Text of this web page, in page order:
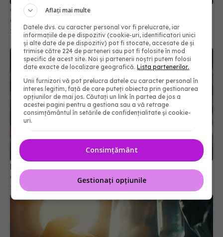
COVID, impact asupra creierului. Reduce nivelul
de cortizol
21 aug 2024, 12:59
De ce apar mereu noi variante COVID. Ce s-a
aflat despre boală
11 feb 2026, 15:04
Aflați mai multe
Datele dvs. cu caracter personal vor fi prelucrate, iar
informațiile de pe dispozitiv (cookie-uri, identificatori unici
și alte date de pe dispozitiv) pot fi stocate, accesate de și
trimise către 224 de parteneri sau pot fi folosite în mod
specific de acest site. Noi și partenerii noștri putem folosi
date exacte de localizare geografică.Lista partenerilor.
Unii furnizori vă pot prelucra datele cu caracter personal în
interes legitim, față de care puteți obiecta prin gestionarea
opțiunilor de mai jos. Căutați un link în partea de jos a
acestei pagini pentru a gestiona sau a vă retrage
consimțământul în setările de confidențialitate și cookie-
uri.
Consimțământ
Gestionați opțiunile